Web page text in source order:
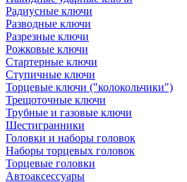
Радиусные ключи
Разводные ключи
Разрезные ключи
Рожковые ключи
Стартерные ключи
Ступичные ключи
Торцевые ключи ("колокольчики")
Трещоточные ключи
Трубные и газовые ключи
Шестигранники
Головки и наборы головок
Наборы торцевых головок
Торцевые головки
Автоаксессуары